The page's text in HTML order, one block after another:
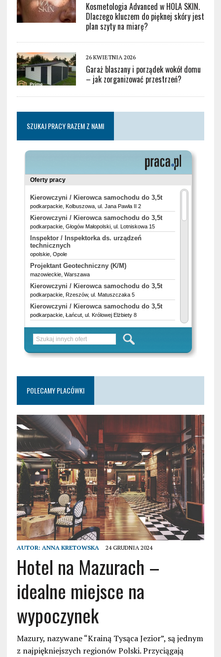
Kosmetologia Advanced w HOLA SKIN.
Dlaczego kluczem do pięknej skóry jest
plan szyty na miarę?
26 KWIETNIA 2026
Garaż blaszany i porządek wokół domu
– jak zorganizować przestrzeń?
SZUKAJ PRACY RAZEM Z NAMI
POLECAMY PLACÓWKI
AUTOR: ANNA KRETOWSKA 24 GRUDNIA 2024
Hotel na Mazurach –
idealne miejsce na
wypoczynek
Mazury, nazywane “Krainą Tysąca Jezior”, są jednym
z najpiękniejszych regionów Polski. Przyciągają